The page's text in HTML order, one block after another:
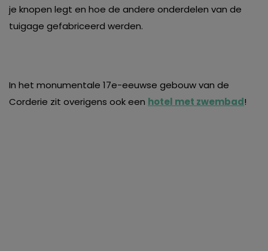
je knopen legt en hoe de andere onderdelen van de
tuigage gefabriceerd werden.
In het monumentale 17e-eeuwse gebouw van de
Corderie zit overigens ook een hotel met zwembad!